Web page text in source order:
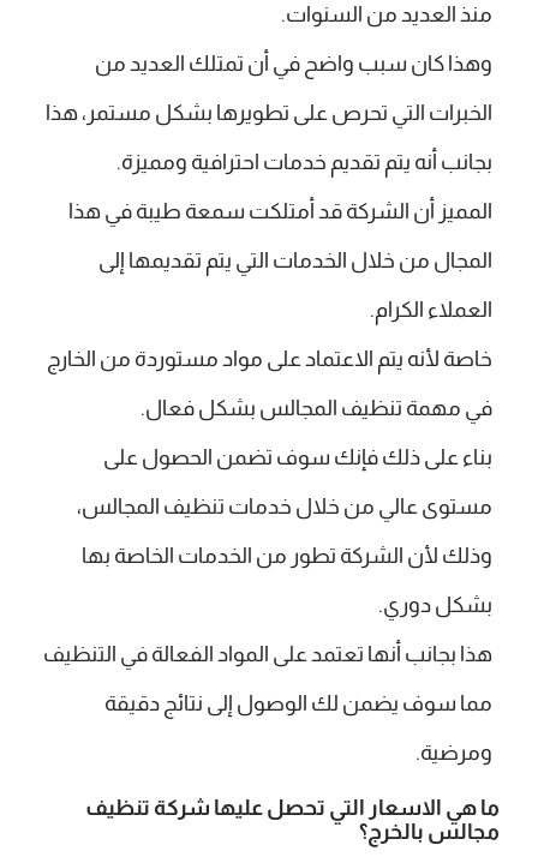
منذ العديد من السنوات.
وهذا كان سبب واضح في أن تمتلك العديد من
الخبرات التي تحرص على تطويرها بشكل مستمر، هذا
بجانب أنه يتم تقديم خدمات احترافية ومميزة.
المميز أن الشركة قد أمتلكت سمعة طيبة في هذا
المجال من خلال الخدمات التي يتم تقديمها إلى
العملاء الكرام.
خاصة لأنه يتم الاعتماد على مواد مستوردة من الخارج
في مهمة تنظيف المجالس بشكل فعال.
بناء على ذلك فإنك سوف تضمن الحصول على
مستوى عالي من خلال خدمات تنظيف المجالس،
وذلك لأن الشركة تطور من الخدمات الخاصة بها
بشكل دوري.
هذا بجانب أنها تعتمد على المواد الفعالة في التنظيف
مما سوف يضمن لك الوصول إلى نتائج دقيقة
ومرضية.
ما هي الاسعار التي تحصل عليها شركة تنظيف
مجالس بالخرج؟